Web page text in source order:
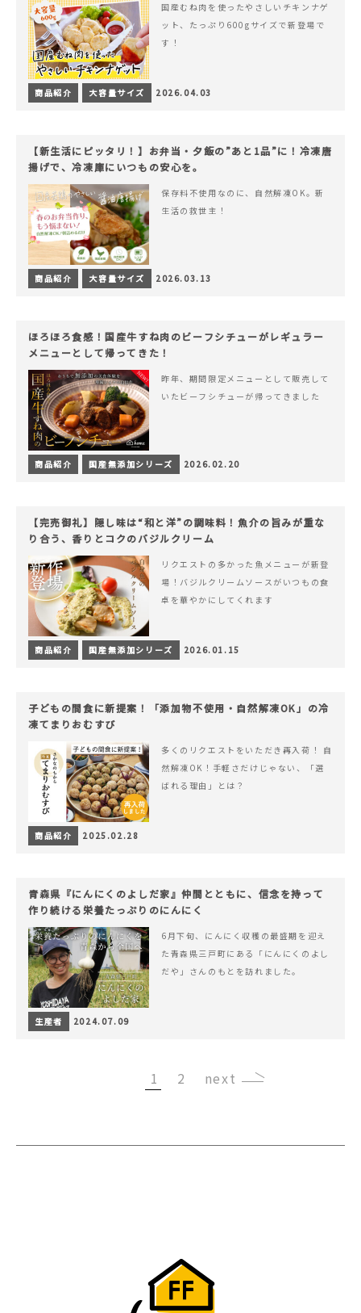
国産むね肉を使ったやさしいチキンナゲ
ット、たっぷり600gサイズで新登場で
す！
商品紹介 大容量サイズ 2026.04.03
【新生活にピッタリ！】お弁当・夕飯の”あと1品”に！冷凍唐
揚げで、冷凍庫にいつもの安心を。
保存料不使用なのに、自然解凍OK。新
生活の救世主！
商品紹介 大容量サイズ 2026.03.13
ほろほろ食感！国産牛すね肉のビーフシチューがレギュラー
メニューとして帰ってきた！
昨年、期間限定メニューとして販売して
いたビーフシチューが帰ってきました
商品紹介 国産無添加シリーズ 2026.02.20
【完売御礼】隠し味は“和と洋”の調味料！魚介の旨みが重な
り合う、香りとコクのバジルクリーム
リクエストの多かった魚メニューが新登
場！バジルクリームソースがいつもの食
卓を華やかにしてくれます
商品紹介 国産無添加シリーズ 2026.01.15
子どもの間食に新提案！「添加物不使用・自然解凍OK」の冷
凍てまりおむすび
多くのリクエストをいただき再入荷！ 自
然解凍OK！手軽さだけじゃない、「選
ばれる理由」とは？
商品紹介 2025.02.28
青森県『にんにくのよしだ家』仲間とともに、信念を持って
作り続ける栄養たっぷりのにんにく
6月下旬、にんにく収穫の最盛期を迎え
た青森県三戸町にある「にんにくのよし
だや」さんのもとを訪れました。
生産者 2024.07.09
1 2 ›